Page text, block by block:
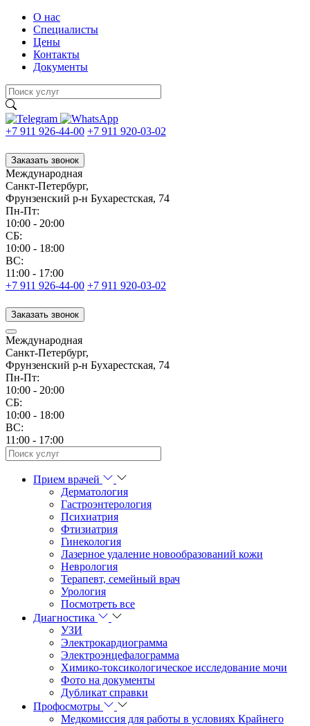
О нас
Специалисты
Цены
Контакты
Документы
+7 911 926-44-00 +7 911 920-03-02
Заказать звонок
Международная
Санкт-Петербург,
Фрунзенский р-н Бухарестская, 74
Пн-Пт:
10:00 - 20:00
CБ:
10:00 - 18:00
ВС:
11:00 - 17:00
+7 911 926-44-00 +7 911 920-03-02
Заказать звонок
Международная
Санкт-Петербург,
Фрунзенский р-н Бухарестская, 74
Пн-Пт:
10:00 - 20:00
CБ:
10:00 - 18:00
ВС:
11:00 - 17:00
Прием врачей
Дерматология
Гастроэнтерология
Психиатрия
Фтизиатрия
Гинекология
Лазерное удаление новообразований кожи
Неврология
Терапевт, семейный врач
Урология
Посмотреть все
Диагностика
УЗИ
Электрокардиограмма
Электроэнцефалограмма
Химико-токсикологическое исследование мочи
Фото на документы
Дубликат справки
Профосмотры
Медкомиссия для работы в условиях Крайнего